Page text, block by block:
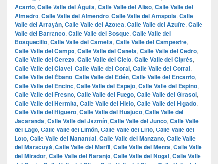
Acanto, Calle Valle del Águila, Calle Valle del Aliso, Calle Valle del
Almedro, Calle Valle del Almendro, Calle Valle del Amapola, Calle
Valle del Arrayán, Calle Valle del Azotea, Calle Valle del Azufre, Calle
Valle del Barranco, Calle Valle del Bosque, Calle Valle del
Bosquecillo, Calle Valle del Camelia, Calle Valle del Campestre,
Calle Valle del Campo, Calle Valle del Canela, Calle Valle del Cedro,
Calle Valle del Cerezo, Calle Valle del Cielo, Calle Valle del Ciprés,
Calle Valle del Clavel, Calle Valle del Coral, Calle Valle del Corral,
Calle Valle del Ébano, Calle Valle del Edén, Calle Valle del Encanto,
Calle Valle del Encino, Calle Valle del Espejo, Calle Valle del Espino,
Calle Valle del Fresno, Calle Valle del Fuego, Calle Valle del Girasol,
Calle Valle del Hermita, Calle Valle del Hielo, Calle Valle del Hígado,
Calle Valle del Higuero, Calle Valle del Huajuco, Calle Valle del
Jacaranda, Calle Valle del Jazmín, Calle Valle del Junco, Calle Valle
del Lago, Calle Valle del Limón, Calle Valle del Lirio, Calle Valle del
Loto, Calle Valle del Manantial, Calle Valle del Manzano, Calle Valle
del Maracuyá, Calle Valle del Marfil, Calle Valle del Menta, Calle Valle
del Mirador, Calle Valle del Naranjo, Calle Valle del Nogal, Calle Valle